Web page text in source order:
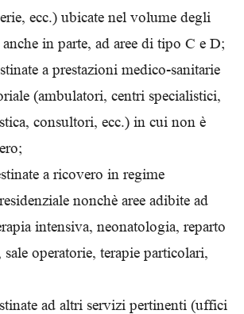
ecc.) ubicate nel volume degli
in parte, ad aree di tipo C e D;
a prestazioni medico-sanitarie
(ambulatori, centri specialistici,
consultori, ecc.) in cui non è
a ricovero in regime
nonchè aree adibite ad
intensiva, neonatologia, reparto
operatorie, terapie particolari,
ad altri servizi pertinenti (uffici